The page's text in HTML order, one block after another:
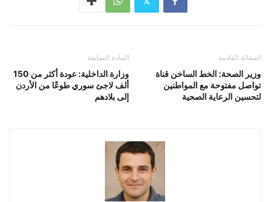
المادة السابقة
وزارة الداخلية: عودة أكثر من 150
ألف لاجئ سوري طوعًا من الأردن
إلى بلادهم
المقالة القادمة
وزير الصحة: الخط الساخن قناة
تواصل مفتوحة مع المواطنين
لتحسين الرعاية الصحية